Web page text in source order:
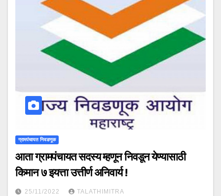
ग्रामपंचायत निवडणूक
आता ग्रामपंचायत सदस्य म्हणून निवडून येण्यासाठी
किमान ७ इयत्ता उत्तीर्ण अनिवार्य !
25/11/2022 TALATHIMITRA